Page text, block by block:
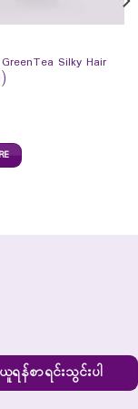
Silky Hair
ယူရန်စာရင်းသွင်းပါ